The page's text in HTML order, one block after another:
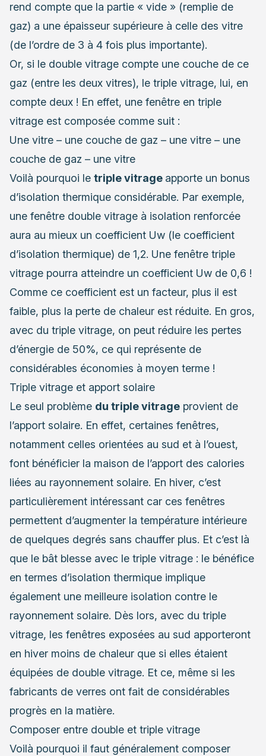
rend compte que la partie « vide » (remplie de
gaz) a une épaisseur supérieure à celle des vitre
(de l’ordre de 3 à 4 fois plus importante).
Or, si le double vitrage compte une couche de ce
gaz (entre les deux vitres), le triple vitrage, lui, en
compte deux ! En effet, une fenêtre en triple
vitrage est composée comme suit :
Une vitre – une couche de gaz – une vitre – une
couche de gaz – une vitre
Voilà pourquoi le triple vitrage apporte un bonus
d’isolation thermique considérable. Par exemple,
une fenêtre double vitrage à isolation renforcée
aura au mieux un coefficient Uw (le coefficient
d’isolation thermique) de 1,2. Une fenêtre triple
vitrage pourra atteindre un coefficient Uw de 0,6 !
Comme ce coefficient est un facteur, plus il est
faible, plus la perte de chaleur est réduite. En gros,
avec du triple vitrage, on peut réduire les pertes
d’énergie de 50%, ce qui représente de
considérables économies à moyen terme !
Triple vitrage et apport solaire
Le seul problème du triple vitrage provient de
l’apport solaire. En effet, certaines fenêtres,
notamment celles orientées au sud et à l’ouest,
font bénéficier la maison de l’apport des calories
liées au rayonnement solaire. En hiver, c’est
particulièrement intéressant car ces fenêtres
permettent d’augmenter la température intérieure
de quelques degrés sans chauffer plus. Et c’est là
que le bât blesse avec le triple vitrage : le bénéfice
en termes d’isolation thermique implique
également une meilleure isolation contre le
rayonnement solaire. Dès lors, avec du triple
vitrage, les fenêtres exposées au sud apporteront
en hiver moins de chaleur que si elles étaient
équipées de double vitrage. Et ce, même si les
fabricants de verres ont fait de considérables
progrès en la matière.
Composer entre double et triple vitrage
Voilà pourquoi il faut généralement composer